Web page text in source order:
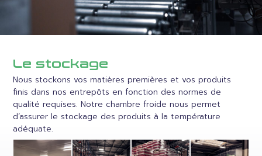
Le stockage
Nous stockons vos matières premières et vos produits
finis dans nos entrepôts en fonction des normes de
qualité requises. Notre chambre froide nous permet
d’assurer le stockage des produits à la température
adéquate.